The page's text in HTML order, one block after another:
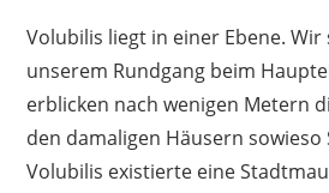
Volubilis liegt in einer Ebene.
unserem Rundgang beim
erblicken nach wenigen Metern
den damaligen Häusern sowieso
Volubilis existierte eine